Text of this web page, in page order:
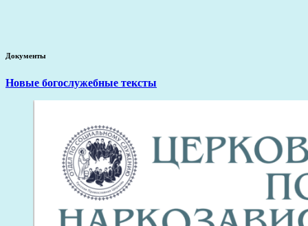
Документы
Новые богослужебные тексты